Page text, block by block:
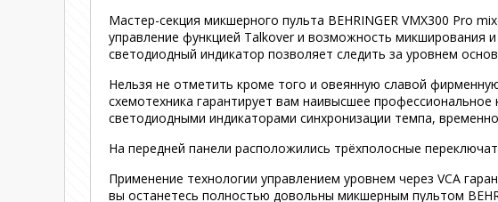
Мастер-секция микшерного пульта BEHRINGER VMX300 Pro
управление функцией Talkover и возможность микширования
светодиодный индикатор позволяет следить за уровнем
Нельзя не отметить кроме того и овеянную славой
схемотехника гарантирует вам наивысшее
светодиодными индикаторами синхронизации темпа,
На передней панели расположились трёхполосные
Применение технологии управлением уровнем через VCA
вы останетесь полностью довольны микшерным пультом